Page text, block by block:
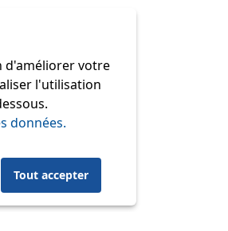
d'améliorer votre
l'utilisation
données.
Tout accepter